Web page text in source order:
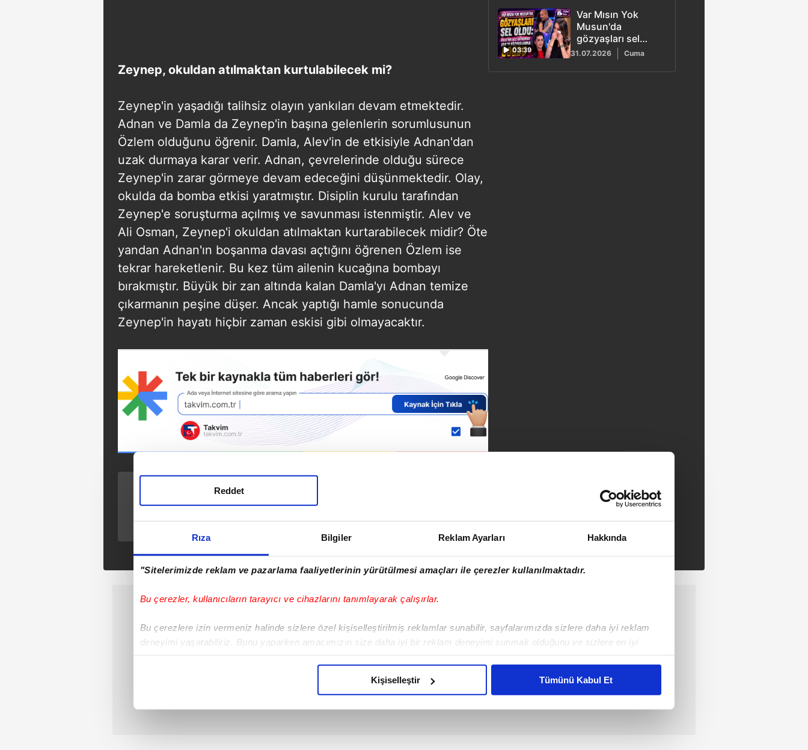
Rıza Bilgiler Reklam Ayarları Hakkında
"Sitelerimizde reklam ve pazarlama faaliyetlerinin yürütülmesi amaçları ile çerezler kullanılmaktadır.
Bu çerezler, kullanıcıların tarayıcı ve cihazlarını tanımlayarak çalışırlar.
Bu çerezlere izin vermeniz halinde sizlere özel kişiselleştirilmiş reklamlar sunabilir, sayfalarımızda sizlere daha iyi reklam
deneyimi yaşatabiliriz. Bunu yaparken amacımızın size daha iyi bir reklam deneyimi sunmak olduğunu ve sizlere en iyi
Reddet
Kişiselleştir Tümünü Kabul Et
Zeynep, okuldan atılmaktan kurtulabilecek mi?
Zeynep'in yaşadığı talihsiz olayın yankıları devam etmektedir.
Adnan ve Damla da Zeynep'in başına gelenlerin sorumlusunun
Özlem olduğunu öğrenir. Damla, Alev'in de etkisiyle Adnan'dan
uzak durmaya karar verir. Adnan, çevrelerinde olduğu sürece
Zeynep'in zarar görmeye devam edeceğini düşünmektedir. Olay,
okulda da bomba etkisi yaratmıştır. Disiplin kurulu tarafından
Zeynep'e soruşturma açılmış ve savunması istenmiştir. Alev ve
Ali Osman, Zeynep'i okuldan atılmaktan kurtarabilecek midir? Öte
yandan Adnan'ın boşanma davası açtığını öğrenen Özlem ise
tekrar hareketlenir. Bu kez tüm ailenin kucağına bombayı
bırakmıştır. Büyük bir zan altında kalan Damla'yı Adnan temize
çıkarmanın peşine düşer. Ancak yaptığı hamle sonucunda
Zeynep'in hayatı hiçbir zaman eskisi gibi olmayacaktır.
ÖNCEKİ HABER
Aile İşi - İlk Tanıtım
03:39
Var Mısın Yok
Musun'da
gözyaşları sel
oldu: Eda vefat
eden babasını
hatırlayınca ağladı
31.07.2026 Cuma